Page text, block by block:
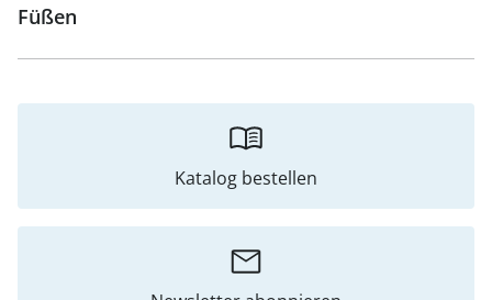
Füßen
Katalog bestellen